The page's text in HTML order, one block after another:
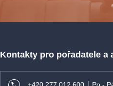
Kontakty pro pořadatele a